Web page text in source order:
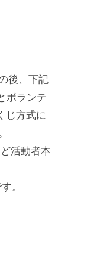
後、下記
ボランテ
じ方式に
活動者本
。